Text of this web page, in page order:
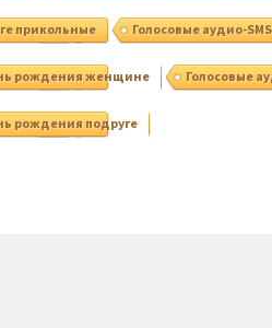
прикольные Голосовые аудио-
рождения женщине Голосовые
рождения подруге